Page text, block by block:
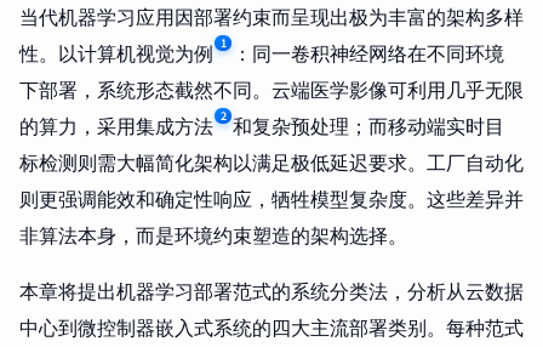
当代机器学习应用因部署约束而呈现出极为丰富的架构多样
性。以计算机视觉为例 1
：同一卷积神经网络在不同环境
下部署，系统形态截然不同。云端医学影像可利用几乎无限
的算力，采用集成方法 2 和复杂预处理；而移动端实时目
标检测则需大幅简化架构以满足极低延迟要求。工厂自动化
则更强调能效和确定性响应，牺牲模型复杂度。这些差异并
非算法本身，而是环境约束塑造的架构选择。
本章将提出机器学习部署范式的系统分类法，分析从云数据
中心到微控制器嵌入式系统的四大主流部署类别。每种范式